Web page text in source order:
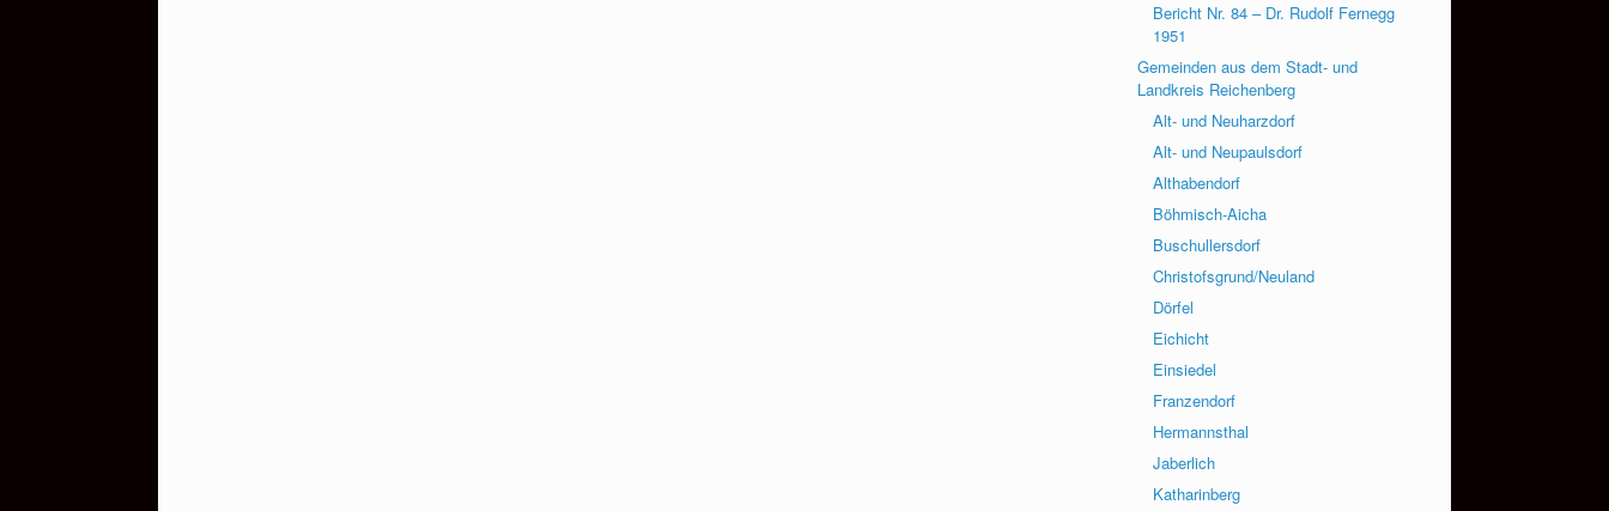
Bericht Nr. 84 – Dr. Rudolf Fernegg
1951
Gemeinden aus dem Stadt- und
Landkreis Reichenberg
Alt- und Neuharzdorf
Alt- und Neupaulsdorf
Althabendorf
Böhmisch-Aicha
Buschullersdorf
Christofsgrund/Neuland
Dörfel
Eichicht
Einsiedel
Franzendorf
Hermannsthal
Jaberlich
Katharinberg